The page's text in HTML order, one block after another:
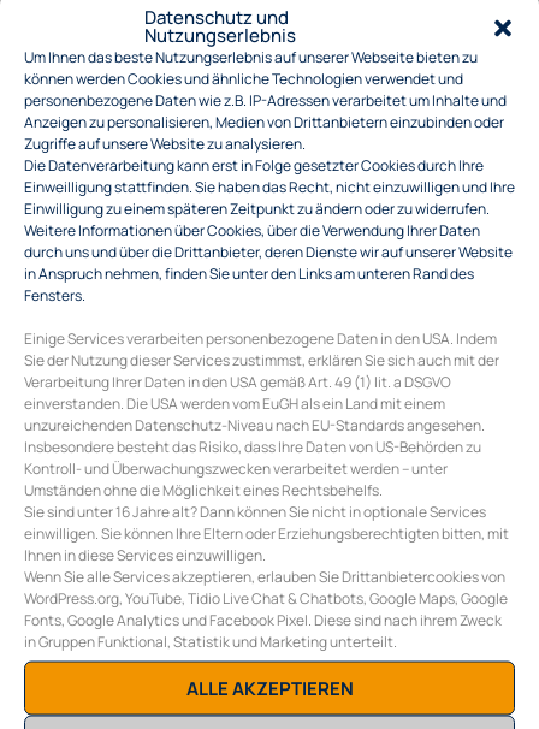
Datenschutz und
Nutzungserlebnis
Um Ihnen das beste Nutzungserlebnis auf unserer Webseite bieten zu
können werden Cookies und ähnliche Technologien verwendet und
personenbezogene Daten wie z.B. IP-Adressen verarbeitet um Inhalte und
Anzeigen zu personalisieren, Medien von Drittanbietern einzubinden oder
Zugriffe auf unsere Website zu analysieren.
Die Datenverarbeitung kann erst in Folge gesetzter Cookies durch Ihre
Einweilligung stattfinden. Sie haben das Recht, nicht einzuwilligen und Ihre
Einwilligung zu einem späteren Zeitpunkt zu ändern oder zu widerrufen.
Weitere Informationen über Cookies, über die Verwendung Ihrer Daten
durch uns und über die Drittanbieter, deren Dienste wir auf unserer Website
in Anspruch nehmen, finden Sie unter den Links am unteren Rand des
Fensters.
Einige Services verarbeiten personenbezogene Daten in den USA. Indem
Sie der Nutzung dieser Services zustimmst, erklären Sie sich auch mit der
Verarbeitung Ihrer Daten in den USA gemäß Art. 49 (1) lit. a DSGVO
einverstanden. Die USA werden vom EuGH als ein Land mit einem
unzureichenden Datenschutz-Niveau nach EU-Standards angesehen.
Insbesondere besteht das Risiko, dass Ihre Daten von US-Behörden zu
Kontroll- und Überwachungszwecken verarbeitet werden – unter
Umständen ohne die Möglichkeit eines Rechtsbehelfs.
Sie sind unter 16 Jahre alt? Dann können Sie nicht in optionale Services
einwilligen. Sie können Ihre Eltern oder Erziehungsberechtigten bitten, mit
Ihnen in diese Services einzuwilligen.
Wenn Sie alle Services akzeptieren, erlauben Sie Drittanbietercookies von
WordPress.org, YouTube, Tidio Live Chat & Chatbots, Google Maps, Google
Fonts, Google Analytics und Facebook Pixel. Diese sind nach ihrem Zweck
in Gruppen Funktional, Statistik und Marketing unterteilt.
ALLE AKZEPTIEREN
COLLECTIVE ENERGY GMBH
Burggasse 117/10
A-1070 Wien
Eoffice@collective-energy.at
T+43 (0) 1 311 28 01